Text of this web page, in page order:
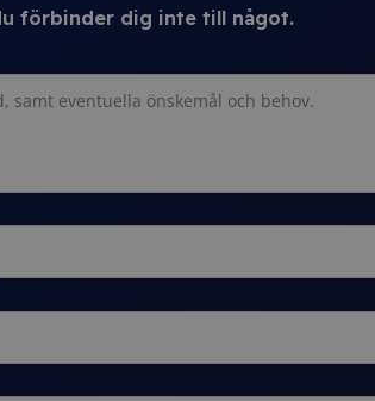
förbinder dig inte till något.